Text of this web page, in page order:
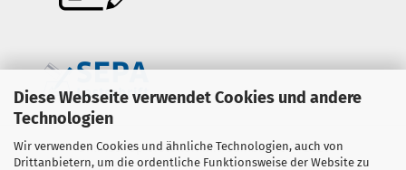
Diese Webseite verwendet Cookies und andere
Technologien
Wir verwenden Cookies und ähnliche Technologien, auch von
Drittanbietern, um die ordentliche Funktionsweise der Website zu
Onlineshop erstellenmit Gambio.de © 2026